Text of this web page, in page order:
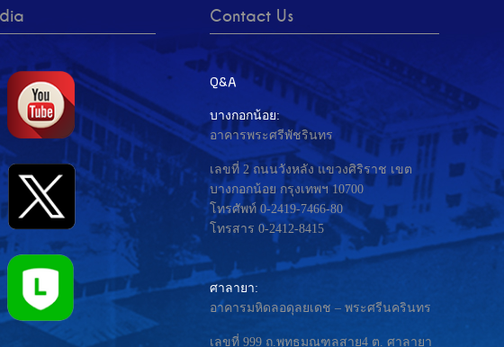
Contact Us
Q&A
บางกอกน้อย:
อาคารพระศรีพัชรินทร
เลขที่ 2 ถนนวังหลัง แขวงศิริราช เขต
บางกอกน้อย กรุงเทพฯ 10700
โทรศัพท์ 0-2419-7466-80
โทรสาร 0-2412-8415
ศาลายา:
อาคารมหิดลอดุลยเดช – พระศรีนครินทร
เลขที่ 999 ถ.พุทธมณฑลสาย4 ต. ศาลายา